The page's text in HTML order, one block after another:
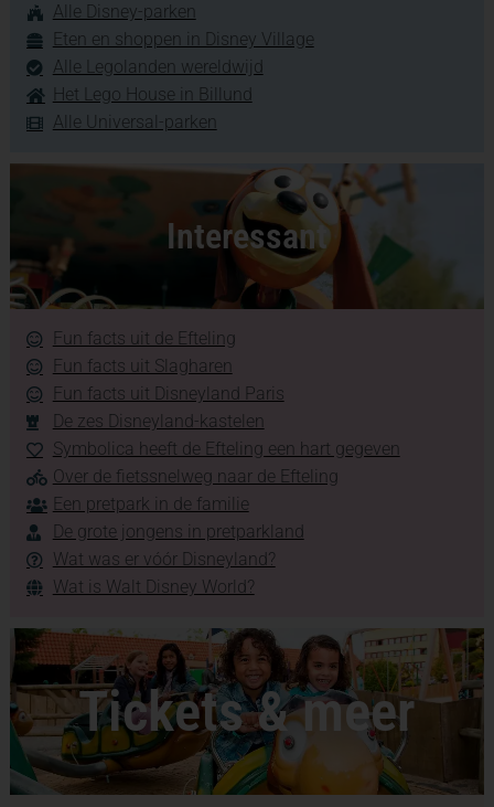
Alle Disney-parken
Eten en shoppen in Disney Village
Alle Legolanden wereldwijd
Het Lego House in Billund
Alle Universal-parken
Interessant
Fun facts uit de Efteling
Fun facts uit Slagharen
Fun facts uit Disneyland Paris
De zes Disneyland-kastelen
Symbolica heeft de Efteling een hart gegeven
Over de fietssnelweg naar de Efteling
Een pretpark in de familie
De grote jongens in pretparkland
Wat was er vóór Disneyland?
Wat is Walt Disney World?
Tickets & meer